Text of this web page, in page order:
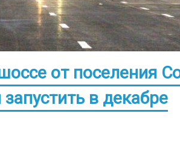
от поселения
в декабре